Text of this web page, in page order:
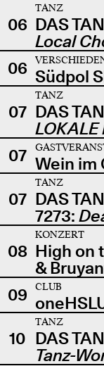
06
TANZ
DAS
Local
06 Südpol
07
TANZ
DAS
LOKALE
07 Wein im
07
TANZ
DAS
7273:
08
KONZERT
High on
&
09
CLUB
10
TANZ
DAS
Tanz-